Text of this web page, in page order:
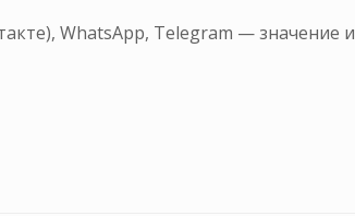
WhatsApp, Telegram — значение и